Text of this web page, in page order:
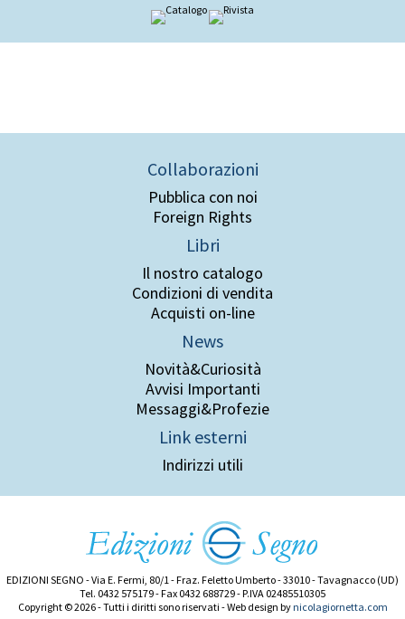
Collaborazioni
Pubblica con noi
Foreign Rights
Libri
Il nostro catalogo
Condizioni di vendita
Acquisti on-line
News
Novità&Curiosità
Avvisi Importanti
Messaggi&Profezie
Link esterni
Indirizzi utili
EDIZIONI SEGNO - Via E. Fermi, 80/1 - Fraz. Feletto Umberto - 33010 - Tavagnacco (UD)
Tel. 0432 575179 - Fax 0432 688729 - P.IVA 02485510305
Copyright © 2026 - Tutti i diritti sono riservati - Web design by nicolagiornetta.com